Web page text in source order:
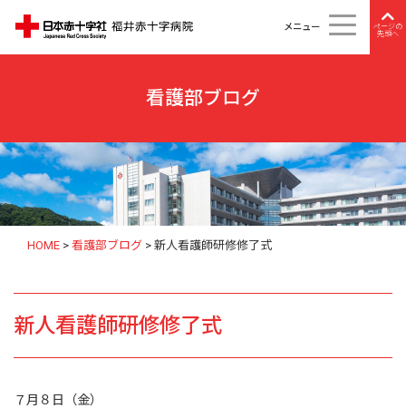
メニュー
ページの
先頭へ
看護部ブログ
HOME > 看護部ブログ > 新人看護師研修修了式
新人看護師研修修了式
７月８日（金）